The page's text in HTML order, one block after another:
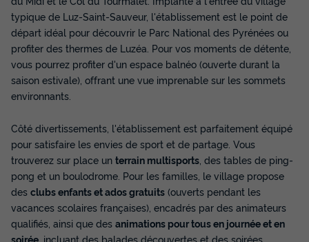
typique de Luz-Saint-Sauveur, l'établissement est le point de
départ idéal pour découvrir le Parc National des Pyrénées ou
profiter des thermes de Luzéa. Pour vos moments de détente,
vous pourrez profiter d'un espace balnéo (ouverte durant la
saison estivale), offrant une vue imprenable sur les sommets
environnants.
Côté divertissements, l'établissement est parfaitement équipé
pour satisfaire les envies de sport et de partage. Vous
trouverez sur place un terrain multisports , des tables de ping-
pong et un boulodrome. Pour les familles, le village propose
des clubs enfants et ados gratuits (ouverts pendant les
vacances scolaires françaises), encadrés par des animateurs
qualifiés, ainsi que des animations pour tous en journée et en
soirée , incluant des balades découvertes et des soirées